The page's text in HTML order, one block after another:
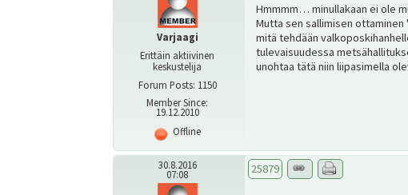
Varjaagi
Erittäin aktiivinen
keskustelija
Forum Posts: 1150
Member Since:
19.12.2010
Offline
Hmmmm… minullakaan ei ole
Mutta sen sallimisen
mitä tehdään
tulevaisuudessa
unohtaa tätä niin liipasimella
30.8.2016
07:08 25879